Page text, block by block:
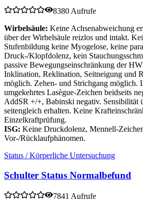
8380 Aufrufe
Wirbelsäule: Keine Achsenabweichung
über der Wirbelsäule reizlos und intakt.
Stufenbildung keine Myogelose, keine
Druck-/Klopfdolenz, kein
passive Bewegungseinschränkung der
Inklination, Reklination, Seitneigung und
möglich. Zehen- und Strichgang möglich.
umgekehrtes Lasègue-Zeichen beidseits
AddSR +/+, Babinski negativ. Sensibilität
seitengleich erhalten. Keine
Einzelkraftprüfung.
ISG: Keine Druckdolenz, Mennell-
Vor-/Rücklaufphänomen.
Status / Körperliche Untersuchung
Schulter Status Normalbefund
7841 Aufrufe